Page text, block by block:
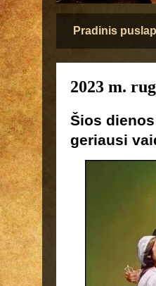
Pradinis
2023 m.
Šios
geriausi